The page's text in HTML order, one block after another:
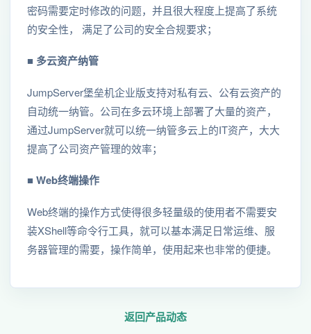
密码需要定时修改的问题，并且很大程度上提高了系统
的安全性， 满足了公司的安全合规要求；
■ 多云资产纳管
JumpServer堡垒机企业版支持对私有云、公有云资产的
⾃动统⼀纳管。公司在多云环境上部署了大量的资产，
通过JumpServer就可以统一纳管多云上的IT资产，大大
提高了公司资产管理的效率；
■ Web终端操作
Web终端的操作方式使得很多轻量级的使用者不需要安
装XShell等命令行工具，就可以基本满足日常运维、服
务器管理的需要，操作简单，使用起来也非常的便捷。
返回产品动态